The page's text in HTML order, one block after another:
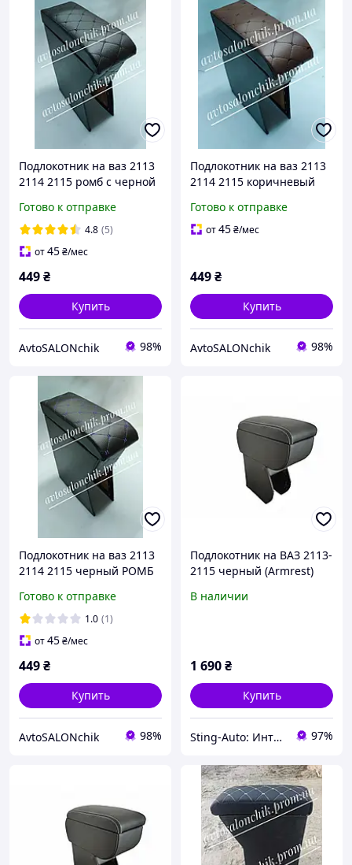
Подлокотник на ваз 2113
2114 2115 ромб с черной
Готово к отправке
4.8 (5)
от45₴/мес
449₴
Купить
AvtoSALONchik 98%
Подлокотник на ваз 2113
2114 2115 коричневый
Готово к отправке
от45₴/мес
449₴
Купить
AvtoSALONchik 98%
Подлокотник на ваз 2113
2114 2115 черный РОМБ
Готово к отправке
1.0 (1)
от45₴/мес
449₴
Купить
AvtoSALONchik 98%
Подлокотник на ВАЗ 2113-
2115 черный (Armrest)
В наличии
1 690₴
Купить
Sting-Auto: Интернет-магазин автоаксессуаров 97%